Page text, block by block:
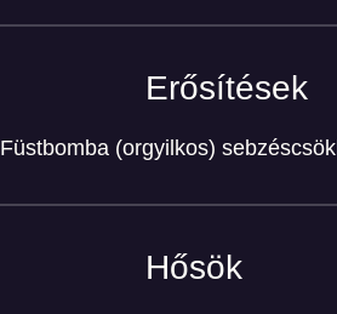
Erősítések
Füstbomba (orgyilkos)
Hősök